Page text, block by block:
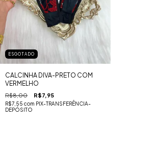
ESGOTADO
CALCINHA DIVA-PRETO COM
VERMELHO
R$8,00 R$7,95
R$7,55 com PIX-TRANSFERÊNCIA-
DEPÓSITO